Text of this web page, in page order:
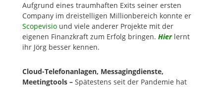
Aufgrund eines traumhaften Exits seiner ersten
Company im dreistelligen Millionbereich konnte er
Scopevisio und viele anderer Projekte mit der
eigenen Finanzkraft zum Erfolg bringen. Hier lernt
ihr Jörg besser kennen.
Cloud-Telefonanlagen, Messagingdienste,
Meetingtools –Spätestens seit der Pandemie hat